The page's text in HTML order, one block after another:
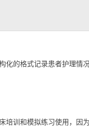
化的格式记录患者护理
培训和模拟练习使用，